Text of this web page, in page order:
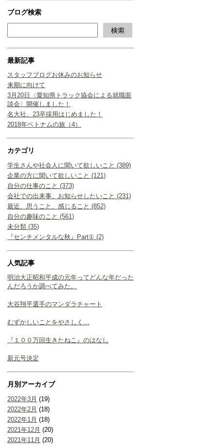
ブログ検索
最新記事
スタッフブログお休みのお知らせ
来期に向けて
3月20日〈愛知県トラック協会による就職面
談会〉開催しました！
名大社、23卒採用はじめました！
2018年ベトナムの旅（4）
カテゴリ
学生さんや社会人に聞いて欲しいこと (389)
企業の方に聞いて欲しいこと (121)
自分の仕事のこと (373)
会社での出来事、お知らせしたいこと (231)
最近、思うこと、感じること (852)
自分の趣味のこと (561)
未分類 (35)
『センチメンタルな秋』Part① (2)
人気記事
明治大正昭和平成の元年ってどんな年だった
んだろうか調べてみた。
大谷翔平選手のマンダラチャート
むずかしいことをやさしく…
『１００万回生きたねこ』のはなし
新元号決定
月別アーカイブ
2022年3月 (19)
2022年2月 (18)
2022年1月 (18)
2021年12月 (20)
2021年11月 (20)